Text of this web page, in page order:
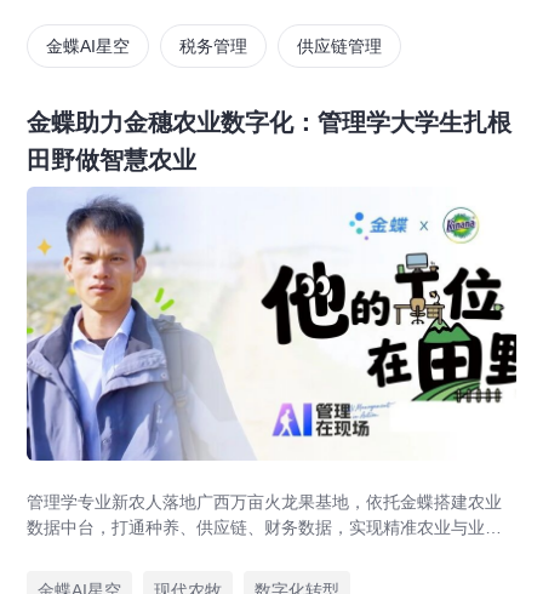
金蝶AI星空 税务管理 供应链管理
金蝶助力金穗农业数字化：管理学大学生扎根
田野做智慧农业
管理学专业新农人落地广西万亩火龙果基地，依托金蝶搭建农业
数据中台，打通种养、供应链、财务数据，实现精准农业与业财